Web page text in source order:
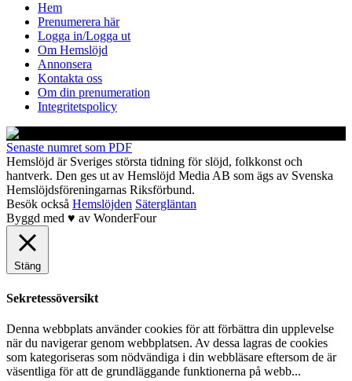
Hem
Prenumerera här
Logga in/Logga ut
Om Hemslöjd
Annonsera
Kontakta oss
Om din prenumeration
Integritetspolicy
Senaste numret som PDF
Hemslöjd är Sveriges största tidning för slöjd, folkkonst och
hantverk. Den ges ut av Hemslöjd Media AB som ägs av Svenska
Hemslöjdsföreningarnas Riksförbund.
Besök också Hemslöjden Sätergläntan
Byggd med ♥ av WonderFour
Stäng
Sekretessöversikt
Denna webbplats använder cookies för att förbättra din upplevelse
när du navigerar genom webbplatsen. Av dessa lagras de cookies
som kategoriseras som nödvändiga i din webbläsare eftersom de är
väsentliga för att de grundläggande funktionerna på webb...